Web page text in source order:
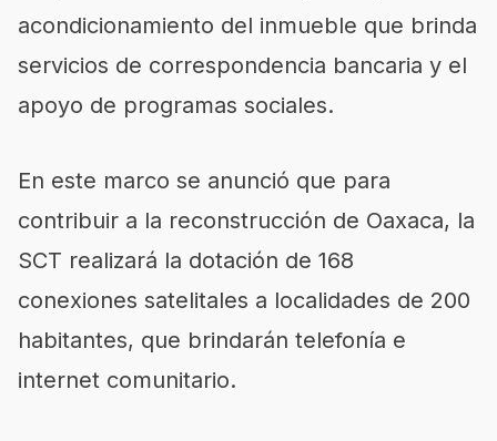
acondicionamiento del inmueble que brinda
servicios de correspondencia bancaria y el
apoyo de programas sociales.
En este marco se anunció que para
contribuir a la reconstrucción de Oaxaca, la
SCT realizará la dotación de 168
conexiones satelitales a localidades de 200
habitantes, que brindarán telefonía e
internet comunitario.